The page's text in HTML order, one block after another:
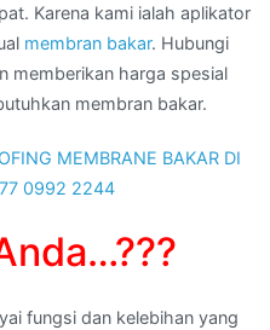
Karena kami ialah aplikator
membran bakar. Hubungi
memberikan harga spesial
membran bakar.
fungsi dan kelebihan yang